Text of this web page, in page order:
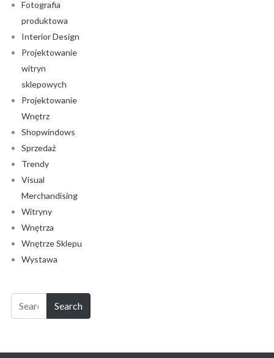
Fotografia
produktowa
Interior Design
Projektowanie
witryn
sklepowych
Projektowanie
Wnętrz
Shopwindows
Sprzedaż
Trendy
Visual
Merchandising
Witryny
Wnętrza
Wnętrze Sklepu
Wystawa